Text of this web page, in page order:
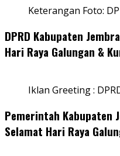
Keterangan Foto:
DPRD Kabupaten
Hari Raya Galungan &
Iklan Greeting :
Pemerintah Kabupaten
Selamat Hari Raya